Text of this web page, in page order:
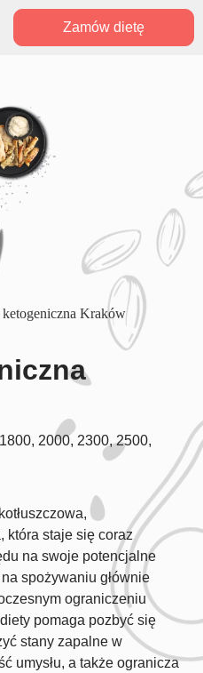
Zamów dietę
ketogeniczna Kraków
2000, 2300, 2500,
która staje się coraz
na swoje potencjalne
spożywaniu głównie
ograniczeniu
pomaga pozbyć się
stany zapalne w
umysłu, a także ogranicza